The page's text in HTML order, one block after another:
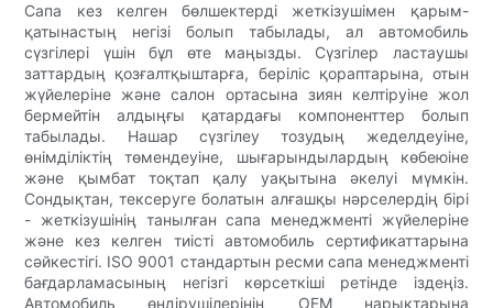
Сапа кез келген бөлшектерді жеткізушімен қарым-
қатынастың негізі болып табылады, ал автомобиль
сүзгілері үшін бұл өте маңызды. Сүзгілер ластаушы
заттардың қозғалтқыштарға, беріліс қораптарына, отын
жүйелеріне және салон ортасына зиян келтіруіне жол
бермейтін алдыңғы қатардағы компоненттер болып
табылады. Нашар сүзгілеу тозудың жеделдеуіне,
өнімділіктің төмендеуіне, шығарындылардың көбеюіне
және қымбат тоқтап қалу уақытына әкелуі мүмкін.
Сондықтан, тексеруге болатын алғашқы нәрселердің бірі
- жеткізушінің танылған сапа менеджменті жүйелеріне
және кез келген тиісті автомобиль сертификаттарына
сәйкестігі. ISO 9001 стандартын ресми сапа менеджменті
бағдарламасының негізгі көрсеткіші ретінде іздеңіз.
Автомобиль өндірушілерінің OEM нарықтарына